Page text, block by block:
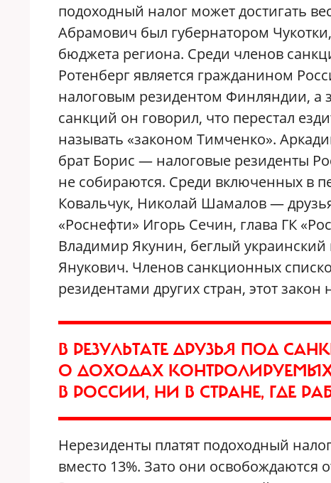
подоходный налог может достигать
Абрамович был губернатором
бюджета региона. Среди членов
Ротенберг является гражданином
налоговым резидентом Финляндии, а
санкций он говорил, что перестал
называть «законом Тимченко».
брат Борис — налоговые резиденты
не собираются. Среди включенных в
Ковальчук, Николай Шамалов —
«Роснефти» Игорь Сечин, глава ГК
Владимир Якунин, беглый
Янукович. Членов санкционных
резидентами других стран, этот закон
В РЕЗУЛЬТАТЕ ДРУЗЬЯ ПОД
О ДОХОДАХ
В РОССИИ, НИ В СТРАНЕ, ГДЕ
Нерезиденты платят подоходный
вместо 13%. Зато они освобождаются